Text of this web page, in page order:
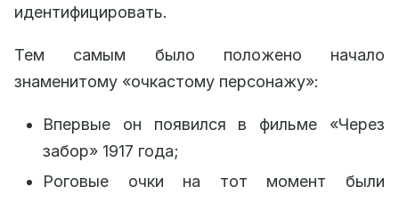
идентифицировать.
Тем самым было положено начало
знаменитому «очкастому персонажу»:
Впервые он появился в фильме «Через
забор» 1917 года;
Роговые очки на тот момент были